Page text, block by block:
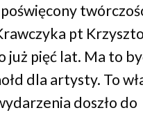
pt
już pięć lat. Ma to
dla artysty. To
doszło do